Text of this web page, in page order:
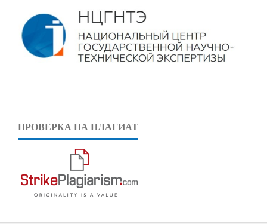
ПРОВЕРКА НА ПЛАГИАТ